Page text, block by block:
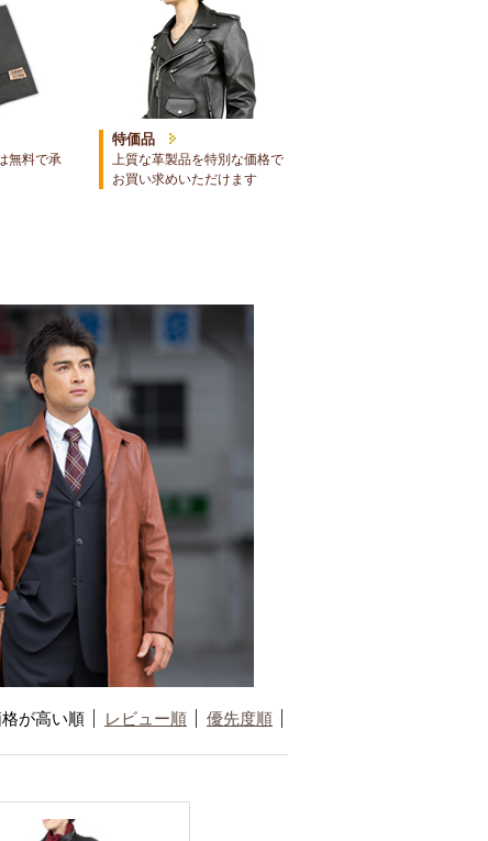
無料で承
特価品
上質な革製品を特別な価格で
お買い求めいただけます
が高い順 レビュー順 優先度順